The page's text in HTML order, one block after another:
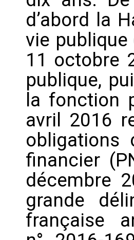
d’abord la
vie publique
11 octobre
publique,
la fonction
avril 2016
obligations
financier
décembre
grande
française